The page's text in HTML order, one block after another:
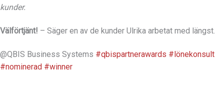
kunder.
Välförtjänt! – Säger en av de kunder Ulrika arbetat med längst.
@QBIS Business Systems #qbispartnerawards #lönekonsult
#nominerad #winner